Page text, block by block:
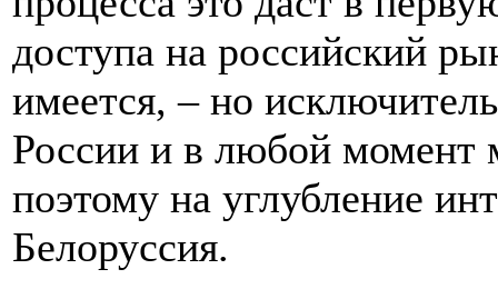
доступа на российский
имеется, – но
России и в любой
поэтому на углубление
Белоруссия.